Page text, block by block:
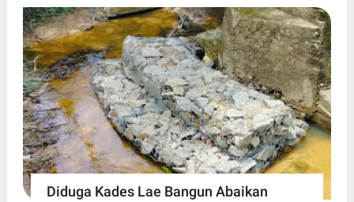
Diduga Kades Lae Bangun Abaikan